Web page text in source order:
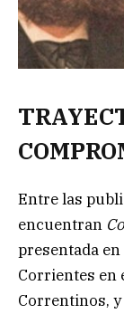
Entre las
encuentran
presentada
Corrientes en
Correntinos, y